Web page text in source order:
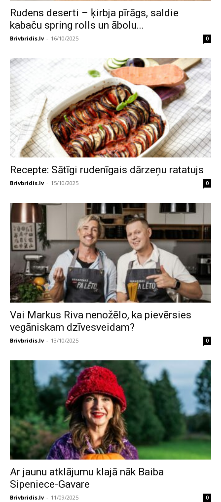
Rudens deserti – ķirbja pīrāgs, saldie
kabaču spring rolls un ābolu...
Brivbridis.lv - 16/10/2025 0
Recepte: Sātīgi rudenīgais dārzeņu ratatujs
Brivbridis.lv - 15/10/2025 0
Vai Markus Riva nenožēlo, ka pievērsies
vegāniskam dzīvesveidam?
Brivbridis.lv - 13/10/2025 0
Ar jaunu atklājumu klajā nāk Baiba
Sipeniece-Gavare
Brivbridis.lv - 11/09/2025 0